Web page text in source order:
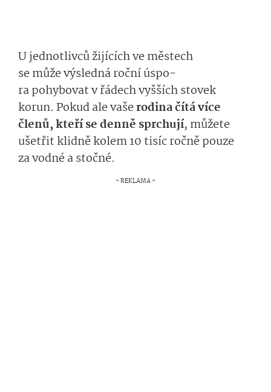
U jednotlivcůži­jícíchveměstech
semůževýsled­náročníúspo­
rapohybovatv řá­dechvyššíchsto­vek
korun. Pokud ale vašerodina čítá více
členů,kteří se denně sprchují, můžete
ušetřit klidně kolem10 tisíc ročněpouze
zavodné astočné.